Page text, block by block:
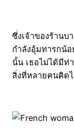
ซึ่งเจ้าของร้านบ
กำลังอุ้มทารกน้
นั้น เธอไม่ได้มีท่
สิ่งที่หลายคนคิด